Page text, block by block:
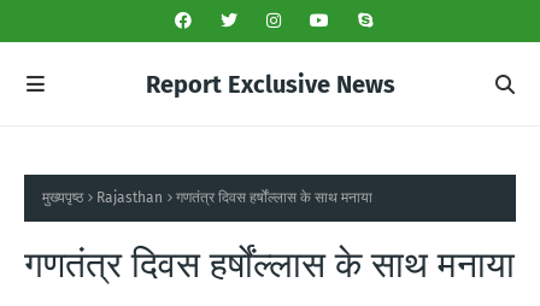
Report Exclusive News
मुख्यपृष्ठ Rajasthan गणतंत्र दिवस हर्षोंल्लास के साथ मनाया
गणतंत्र दिवस हर्षोंल्लास के साथ मनाया